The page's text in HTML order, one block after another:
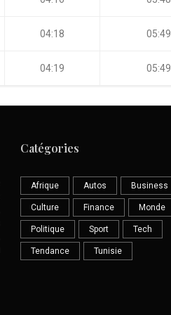
04:18 05:49
04:19 05:49
Catégories
Afrique Autos Business
Culture Finance Monde
Politique Sport Tech
Tendance Tunisie